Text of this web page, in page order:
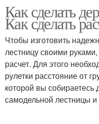
Как сделать
Как сделать
Чтобы изготовить
лестницу своими
расчет. Для этого
рулетки расстояние от
которой вы
самодельной лестницы